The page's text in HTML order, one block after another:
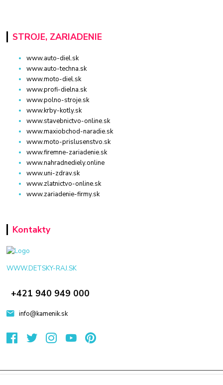
STROJE, ZARIADENIE
www.auto-diel.sk
www.auto-techna.sk
www.moto-diel.sk
www.profi-dielna.sk
www.polno-stroje.sk
www.krby-kotly.sk
www.stavebnictvo-online.sk
www.maxiobchod-naradie.sk
www.moto-prislusenstvo.sk
www.firemne-zariadenie.sk
www.nahradnediely.online
www.uni-zdrav.sk
www.zlatnictvo-online.sk
www.zariadenie-firmy.sk
Kontakty
WWW.DETSKY-RAJ.SK
+421 940 949 000
info@kamenik.sk